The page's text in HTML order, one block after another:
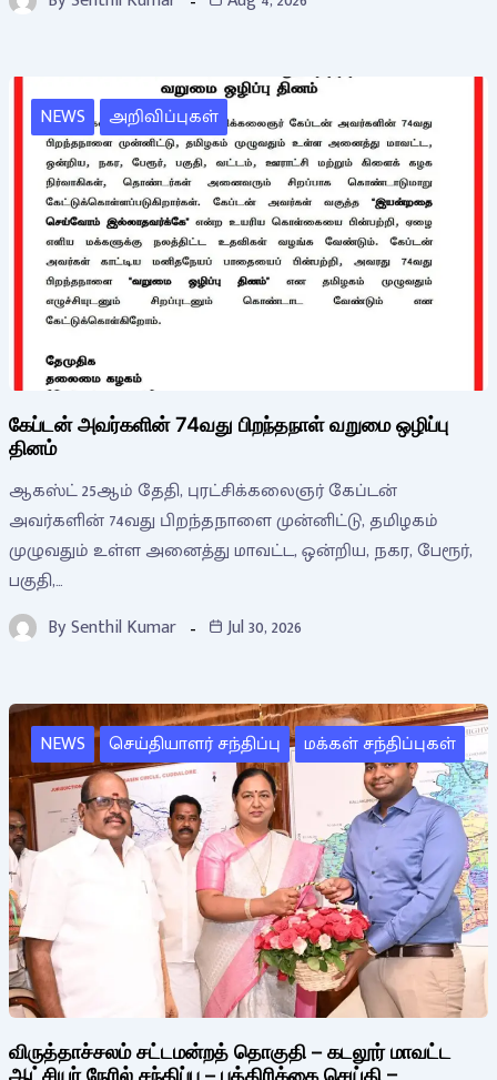
NEWS அறிவிப்புகள்
கேப்டன் அவர்களின் 74வது பிறந்தநாள் வறுமை ஒழிப்பு
தினம்
ஆகஸ்ட் 25ஆம் தேதி, புரட்சிக்கலைஞர் கேப்டன்
அவர்களின் 74வது பிறந்தநாளை முன்னிட்டு, தமிழகம்
முழுவதும் உள்ள அனைத்து மாவட்ட, ஒன்றிய, நகர, பேரூர்,
பகுதி,…
BySenthil Kumar Jul 30, 2026
NEWS செய்தியாளர் சந்திப்பு மக்கள் சந்திப்புகள்
விருத்தாச்சலம் சட்டமன்றத் தொகுதி – கடலூர் மாவட்ட
ஆட்சியர் நேரில் சந்திப்பு – பத்திரிக்கை செய்தி –